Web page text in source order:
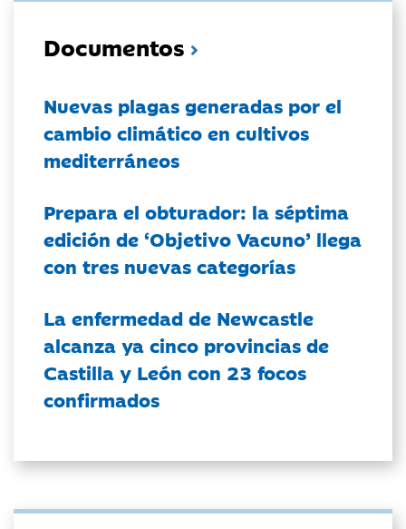
Documentos
Nuevas plagas generadas por el
cambio climático en cultivos
mediterráneos
Prepara el obturador: la séptima
edición de ‘Objetivo Vacuno’ llega
con tres nuevas categorías
La enfermedad de Newcastle
alcanza ya cinco provincias de
Castilla y León con 23 focos
confirmados